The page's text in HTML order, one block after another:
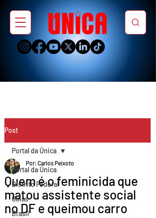
Post
Portal da Única
Distrito Federal
Goiás
Brasil
Portal da Única
Quem é o feminicida que
matou assistente social
no DF e queimou carro
Por: Carlos Peixoto